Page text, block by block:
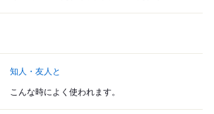
知人・友人と
こんな時によく使われます。